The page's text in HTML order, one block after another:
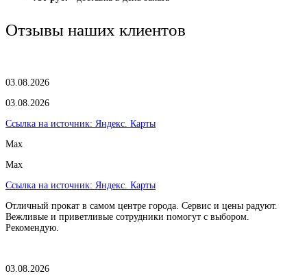
Отзывы наших клиентов
03.08.2026
03.08.2026
Ссылка на источник: Яндекс. Карты
Max
Max
Ссылка на источник: Яндекс. Карты
Отличный прокат в самом центре города. Сервис и цены радуют.
Вежливые и приветливые сотрудники помогут с выбором.
Рекомендую.
03.08.2026